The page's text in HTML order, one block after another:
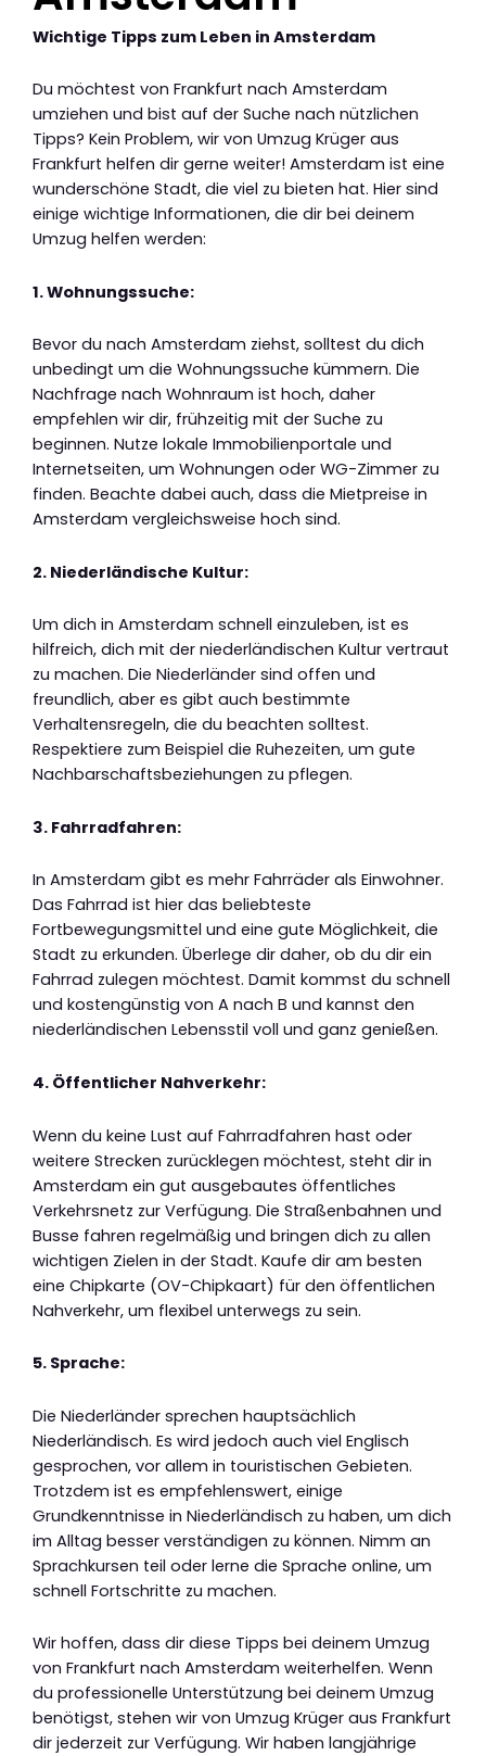
Wichtige Tipps zum Leben in Amsterdam
Du möchtest von Frankfurt nach Amsterdam
umziehen und bist auf der Suche nach nützlichen
Tipps? Kein Problem, wir von Umzug Krüger aus
Frankfurt helfen dir gerne weiter! Amsterdam ist eine
wunderschöne Stadt, die viel zu bieten hat. Hier sind
einige wichtige Informationen, die dir bei deinem
Umzug helfen werden:
1. Wohnungssuche:
Bevor du nach Amsterdam ziehst, solltest du dich
unbedingt um die Wohnungssuche kümmern. Die
Nachfrage nach Wohnraum ist hoch, daher
empfehlen wir dir, frühzeitig mit der Suche zu
beginnen. Nutze lokale Immobilienportale und
Internetseiten, um Wohnungen oder WG-Zimmer zu
finden. Beachte dabei auch, dass die Mietpreise in
Amsterdam vergleichsweise hoch sind.
2. Niederländische Kultur:
Um dich in Amsterdam schnell einzuleben, ist es
hilfreich, dich mit der niederländischen Kultur vertraut
zu machen. Die Niederländer sind offen und
freundlich, aber es gibt auch bestimmte
Verhaltensregeln, die du beachten solltest.
Respektiere zum Beispiel die Ruhezeiten, um gute
Nachbarschaftsbeziehungen zu pflegen.
3. Fahrradfahren:
In Amsterdam gibt es mehr Fahrräder als Einwohner.
Das Fahrrad ist hier das beliebteste
Fortbewegungsmittel und eine gute Möglichkeit, die
Stadt zu erkunden. Überlege dir daher, ob du dir ein
Fahrrad zulegen möchtest. Damit kommst du schnell
und kostengünstig von A nach B und kannst den
niederländischen Lebensstil voll und ganz genießen.
4. Öffentlicher Nahverkehr:
Wenn du keine Lust auf Fahrradfahren hast oder
weitere Strecken zurücklegen möchtest, steht dir in
Amsterdam ein gut ausgebautes öffentliches
Verkehrsnetz zur Verfügung. Die Straßenbahnen und
Busse fahren regelmäßig und bringen dich zu allen
wichtigen Zielen in der Stadt. Kaufe dir am besten
eine Chipkarte (OV-Chipkaart) für den öffentlichen
Nahverkehr, um flexibel unterwegs zu sein.
5. Sprache:
Die Niederländer sprechen hauptsächlich
Niederländisch. Es wird jedoch auch viel Englisch
gesprochen, vor allem in touristischen Gebieten.
Trotzdem ist es empfehlenswert, einige
Grundkenntnisse in Niederländisch zu haben, um dich
im Alltag besser verständigen zu können. Nimm an
Sprachkursen teil oder lerne die Sprache online, um
schnell Fortschritte zu machen.
Wir hoffen, dass dir diese Tipps bei deinem Umzug
von Frankfurt nach Amsterdam weiterhelfen. Wenn
du professionelle Unterstützung bei deinem Umzug
benötigst, stehen wir von Umzug Krüger aus Frankfurt
dir jederzeit zur Verfügung. Wir haben langjährige